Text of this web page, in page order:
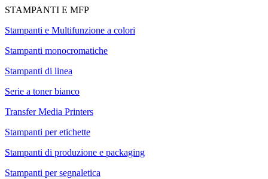
STAMPANTI E MFP
Stampanti e Multifunzione a colori
Stampanti monocromatiche
Stampanti di linea
Serie a toner bianco
Transfer Media Printers
Stampanti per etichette
Stampanti di produzione e packaging
Stampanti per segnaletica